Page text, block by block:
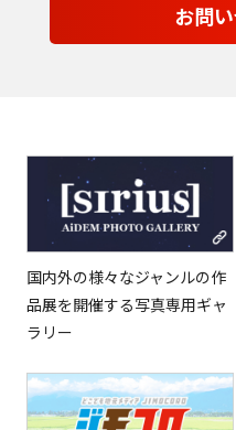
English
Tiếng Việt
お問
国内外の様々なジャンルの作
品展を開催する写真専用ギャ
ラリー